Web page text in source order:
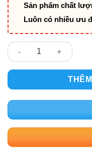
Sản phẩm chất
Luôn có nhiều ưu
Ghế Cafe PV-TT193